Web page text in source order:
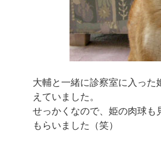
大輔と一緒に診察室に入っ
えていました。
せっかくなので、姫の肉球も
もらいました（笑）